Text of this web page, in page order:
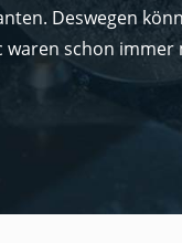
Deswegen
schon